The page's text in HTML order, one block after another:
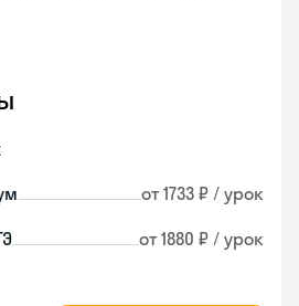
от 1733 ₽ / урок
от 1880 ₽ / урок